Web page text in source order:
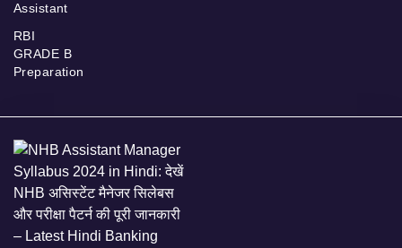
Assistant
RBI
GRADE B
Preparation